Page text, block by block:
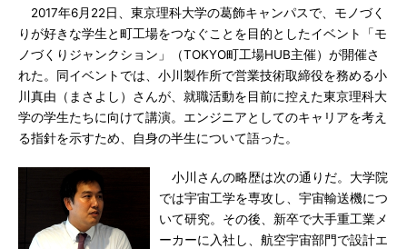
2017年6月22日、東京理科大学の葛飾キャンパスで、モノづく
りが好きな学生と町工場をつなぐことを目的としたイベント「モ
ノづくりジャンクション」（TOKYO町工場HUB主催）が開催さ
れた。同イベントでは、小川製作所で営業技術取締役を務める小
川真由（まさよし）さんが、就職活動を目前に控えた東京理科大
学の学生たちに向けて講演。エンジニアとしてのキャリアを考え
る指針を示すため、自身の半生について語った。
小川さんの略歴は次の通りだ。大学院
では宇宙工学を専攻し、宇宙輸送機につ
いて研究。その後、新卒で大手重工業メ
ーカーに入社し、航空宇宙部門で設計エ